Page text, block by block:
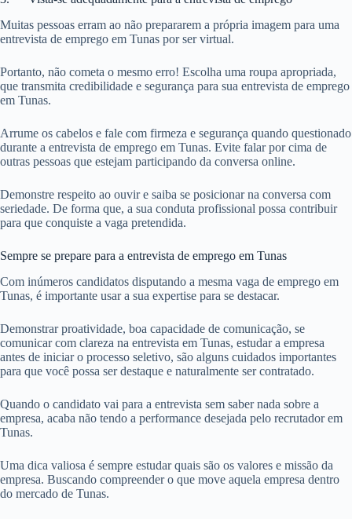
Muitas pessoas erram ao não prepararem a própria imagem para uma
entrevista de emprego em Tunas por ser virtual.
Portanto, não cometa o mesmo erro! Escolha uma roupa apropriada,
que transmita credibilidade e segurança para sua entrevista de emprego
em Tunas.
Arrume os cabelos e fale com firmeza e segurança quando questionado
durante a entrevista de emprego em Tunas. Evite falar por cima de
outras pessoas que estejam participando da conversa online.
Demonstre respeito ao ouvir e saiba se posicionar na conversa com
seriedade. De forma que, a sua conduta profissional possa contribuir
para que conquiste a vaga pretendida.
Sempre se prepare para a entrevista de emprego em Tunas
Com inúmeros candidatos disputando a mesma vaga de emprego em
Tunas, é importante usar a sua expertise para se destacar.
Demonstrar proatividade, boa capacidade de comunicação, se
comunicar com clareza na entrevista em Tunas, estudar a empresa
antes de iniciar o processo seletivo, são alguns cuidados importantes
para que você possa ser destaque e naturalmente ser contratado.
Quando o candidato vai para a entrevista sem saber nada sobre a
empresa, acaba não tendo a performance desejada pelo recrutador em
Tunas.
Uma dica valiosa é sempre estudar quais são os valores e missão da
empresa. Buscando compreender o que move aquela empresa dentro
do mercado de Tunas.